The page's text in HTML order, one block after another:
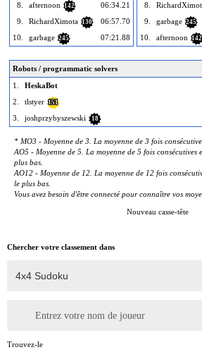
8.
afternoon 142
06:34.21
9.
RichardXimota 130
06:57.70
10.
garbage 245 07:21.88
8.
9.
garbage 245
10.
afternoon 142
Robots / programmatic solvers
1.
HeskaBot
2.
tlstyer 151
3. joshprzybyszewski 18
* MO3 - Moyenne de 3. La moyenne de 3 fois
AO5 - Moyenne de 5. La moyenne de 5 fois
plus bas.
AO12 - Moyenne de 12. La moyenne de 12 fois
le plus bas.
Vous avez besoin d'être connecté pour connaître vos
Nouveau casse-tête
Chercher votre classement dans
Entrez votre nom de joueur
Trouvez-le